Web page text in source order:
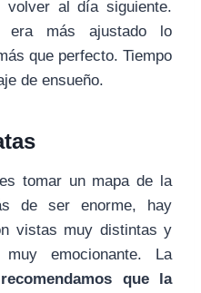
al día siguiente.
era más ajustado lo
que perfecto. Tiempo
de ensueño.
tomar un mapa de la
de ser enorme, hay
vistas muy distintas y
emocionante. La
recomendamos que la